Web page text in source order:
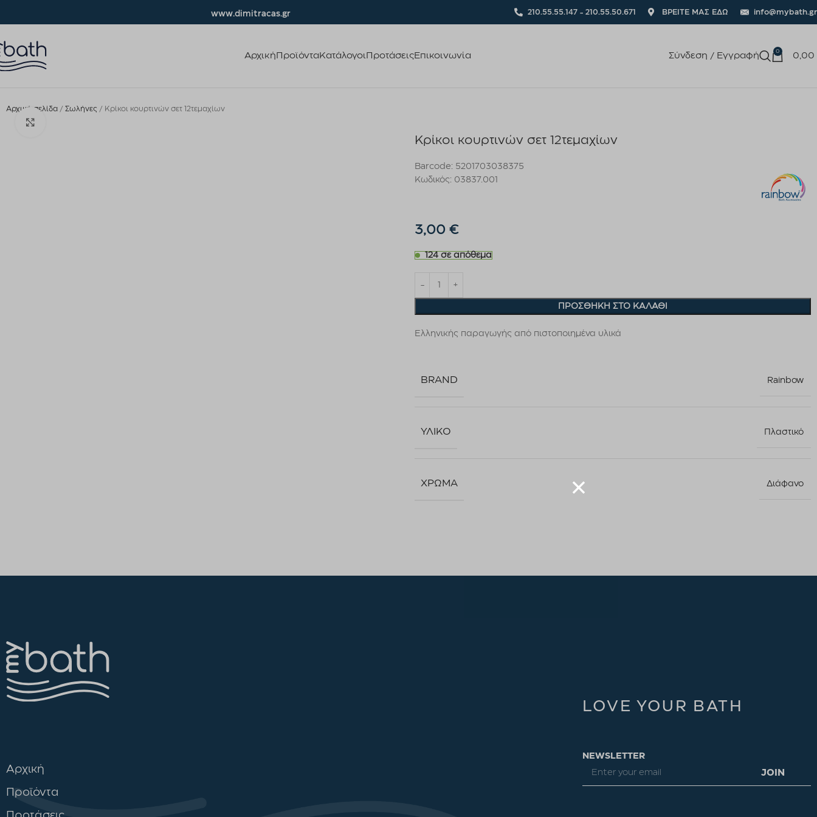
www.dimitracas.gr 210.55.55.147 - 210.55.50.671 ΒΡΕΙΤΕ ΜΑΣ ΕΔΩ info@mybath.gr
Αρχική ΠροϊόνταΚατάλογοι ΠροτάσειςΕπικοινωνία Σύνδεση / Εγγραφή 0 0,00
Αρχική σελίδα Σωλήνες
Κρίκοι κουρτινών σετ 12τεμαχίων
Κρίκοι κουρτινών σετ 12τεμαχίων
Barcode: 5201703038375
Κωδικός: 03837.001
3,00 €
124 σε απόθεμα
ΠΡΟΣΘΉΚΗ ΣΤΟ ΚΑΛΆΘΙ
Ελληνικής παραγωγής από πιστοποιημένα υλικά
BRAND Rainbow
ΥΛΙΚΌ Πλαστικό
ΧΡΏΜΑ Διάφανο
Αρχική
Προϊόντα
LOVE YOUR BATH
NEWSLETTER
JOIN